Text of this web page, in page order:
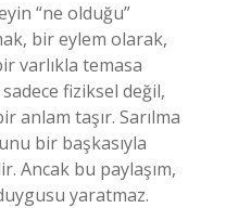
“ne olduğu”
bir eylem olarak,
varlıkla temasa
fiziksel değil,
anlam taşır. Sarılma
bir başkasıyla
Ancak bu paylaşım,
yaratmaz.